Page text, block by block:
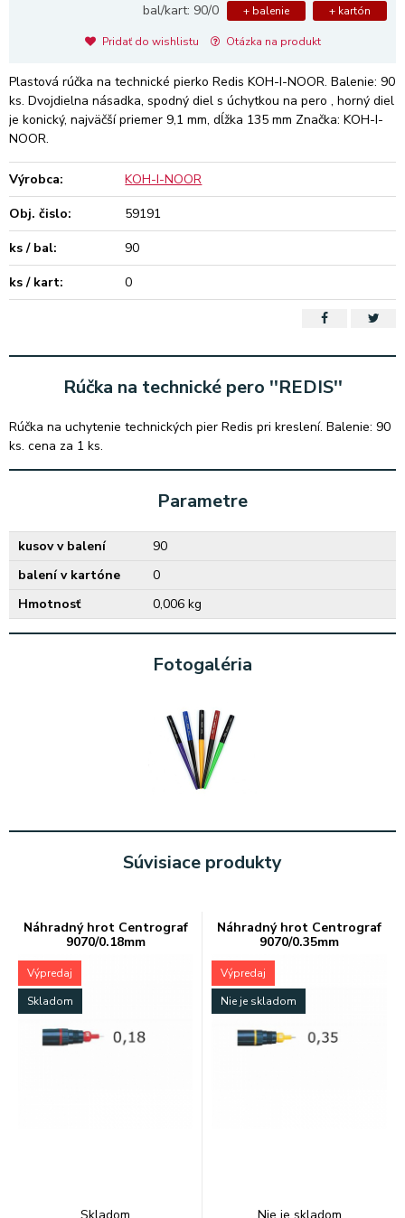
bal/kart: 90/0 + balenie + kartón
Pridať do wishlistu Otázka na produkt
Plastová rúčka na technické pierko Redis KOH-I-NOOR. Balenie: 90
ks. Dvojdielna násadka, spodný diel s úchytkou na pero , horný diel
je konický, najväčší priemer 9,1 mm, dĺžka 135 mm Značka: KOH-I-
NOOR.
Výrobca:
KOH-I-NOOR
Obj. čislo:
59191
ks / bal:
90
ks / kart:
0
Rúčka na technické pero ''REDIS''
Rúčka na uchytenie technických pier Redis pri kreslení. Balenie: 90
ks. cena za 1 ks.
Parametre
kusov v balení
90
balení v kartóne
0
Hmotnosť
0,006 kg
Fotogaléria
Súvisiace produkty
Náhradný hrot Centrograf
9070/0.18mm
Výpredaj
Skladom
Skladom
Náhradný hrot Centrograf
9070/0.35mm
Výpredaj
Nie je skladom
Nie je skladom